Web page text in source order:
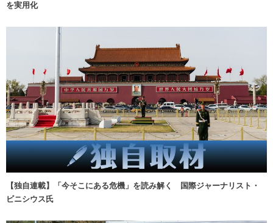
を実用化
【独自連載】「今そこにある危機」を読み解く 国際ジャーナリスト・
ビニシウス氏